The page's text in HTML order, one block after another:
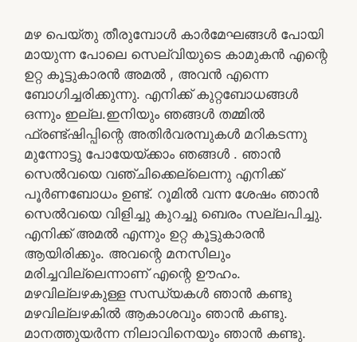
മഴ പെയ്തു തീരുമ്പോൾ കാർമേഘങ്ങൾ പോയി
മായുന്ന പോലെ സെല്വിയുടെ കാമുകൻ എന്റെ
ഉറ്റ കൂട്ടുകാരൻ അമൽ , അവൻ എന്നെ
ബോഗിച്ചരിക്കുന്നു. എനിക്ക് കുറ്റബോധങ്ങൾ
ഒന്നും ഇല്ല.ഇനിയും ഞങ്ങൾ തമ്മിൽ
ഫ്രണ്ട്ഷിപ്പിന്റെ അതിർവരമ്പുകൾ മറികടന്നു
മുന്നോട്ടു പോയേയ്ക്കാം ഞങ്ങൾ . ഞാൻ
സെൽവയെ വഞ്ചിക്കെല്ലെന്നു എനിക്ക്
പൂർണബോധം ഉണ്ട്. റൂമിൽ വന്ന ശേഷം ഞാൻ
സെൽവയെ വിളിച്ചു കുറച്ചു ബെരം സല്ലപിച്ചു.
എനിക്ക് അമൽ എന്നും ഉറ്റ കൂട്ടുകാരൻ
ആയിരിക്കും. അവന്റെ മനസിലും
മരിച്ചവില്ലെന്നാണ് എന്റെ ഊഹം.
മഴവില്ലഴകുള്ള സന്ധ്യകൾ ഞാൻ കണ്ടു
മഴവില്ലഴകിൽ ആകാശവും ഞാൻ കണ്ടു.
മാനത്തുയർന്ന നിലാവിനെയും ഞാൻ കണ്ടു.